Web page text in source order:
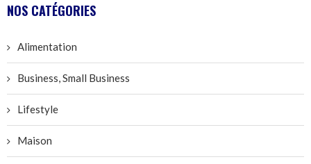
NOS CATÉGORIES
Alimentation
Business, Small Business
Lifestyle
Maison